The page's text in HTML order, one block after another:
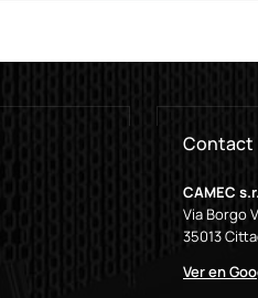
Contact
CAMEC
Via Borgo
35013
Ver en